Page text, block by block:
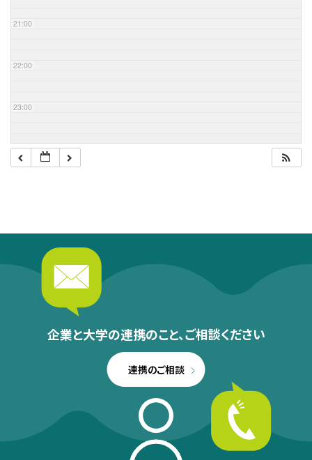
21:00
22:00
23:00
企業と大学の連携のこと、ご相談ください
連携のご相談